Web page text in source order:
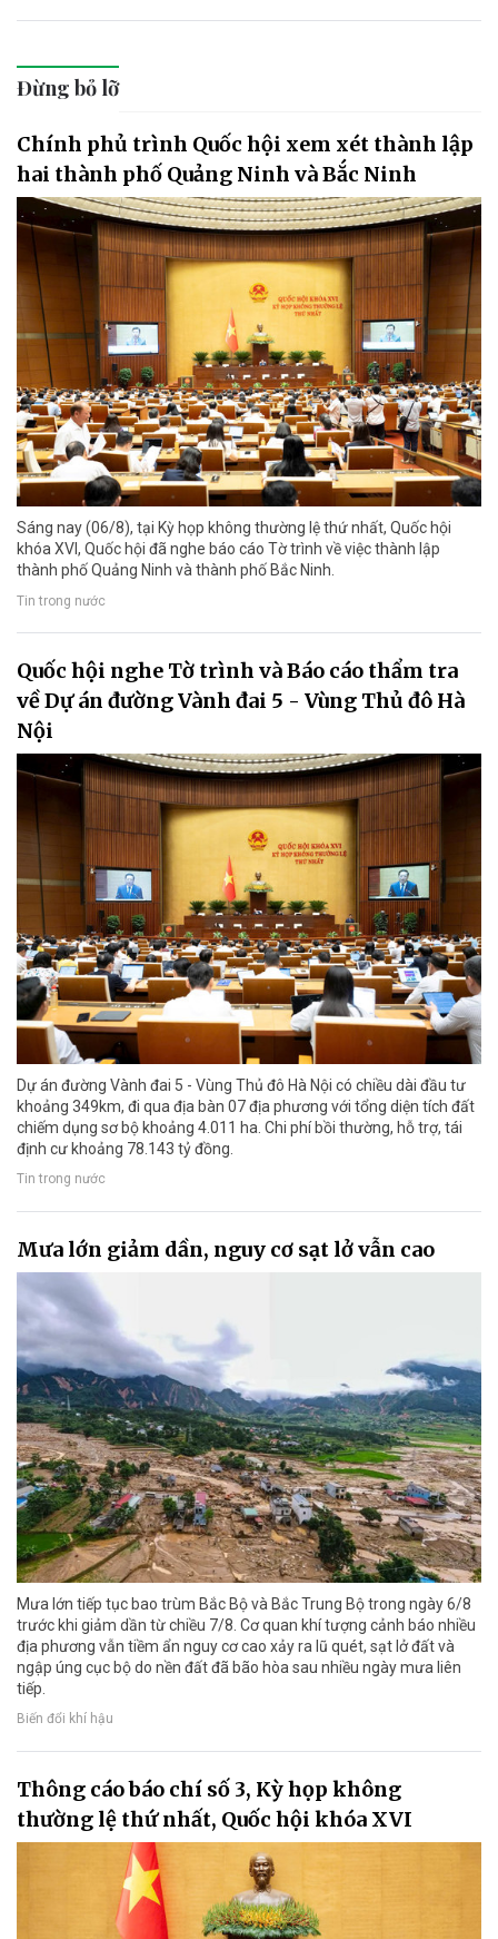
Đừng bỏ lỡ
Chính phủ trình Quốc hội xem xét thành lập
hai thành phố Quảng Ninh và Bắc Ninh
Sáng nay (06/8), tại Kỳ họp không thường lệ thứ nhất, Quốc hội
khóa XVI, Quốc hội đã nghe báo cáo Tờ trình về việc thành lập
thành phố Quảng Ninh và thành phố Bắc Ninh.
Tin trong nước
Quốc hội nghe Tờ trình và Báo cáo thẩm tra
về Dự án đường Vành đai 5 - Vùng Thủ đô Hà
Nội
Dự án đường Vành đai 5 - Vùng Thủ đô Hà Nội có chiều dài đầu tư
khoảng 349km, đi qua địa bàn 07 địa phương với tổng diện tích đất
chiếm dụng sơ bộ khoảng 4.011 ha. Chi phí bồi thường, hỗ trợ, tái
định cư khoảng 78.143 tỷ đồng.
Tin trong nước
Mưa lớn giảm dần, nguy cơ sạt lở vẫn cao
Mưa lớn tiếp tục bao trùm Bắc Bộ và Bắc Trung Bộ trong ngày 6/8
trước khi giảm dần từ chiều 7/8. Cơ quan khí tượng cảnh báo nhiều
địa phương vẫn tiềm ẩn nguy cơ cao xảy ra lũ quét, sạt lở đất và
ngập úng cục bộ do nền đất đã bão hòa sau nhiều ngày mưa liên
tiếp.
Biến đổi khí hậu
Thông cáo báo chí số 3, Kỳ họp không
thường lệ thứ nhất, Quốc hội khóa XVI